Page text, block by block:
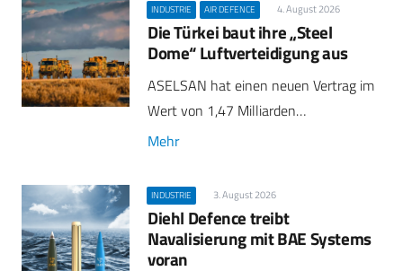
INDUSTRIE AIR DEFENCE 4. August 2026
Die Türkei baut ihre „Steel
Dome“ Luftverteidigung aus
ASELSAN hat einen neuen Vertrag im
Wert von 1,47 Milliarden…
Mehr
INDUSTRIE 3. August 2026
Diehl Defence treibt
Navalisierung mit BAE Systems
voran